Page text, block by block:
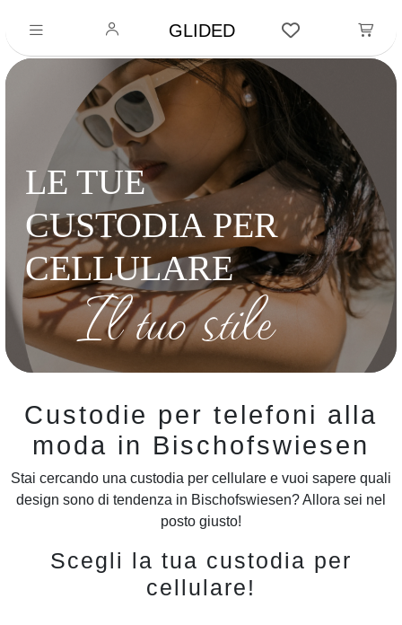
GLIDED
LE TUE
CUSTODIA PER
CELLULARE
Il tuo stile
Custodie per telefoni alla
moda in Bischofswiesen
Stai cercando una custodia per cellulare e vuoi sapere quali
design sono di tendenza in Bischofswiesen? Allora sei nel
posto giusto!
Scegli la tua custodia per
cellulare!